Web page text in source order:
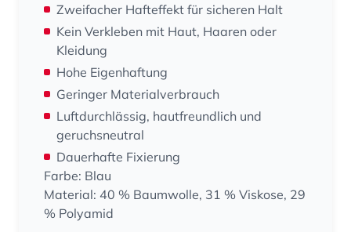
Zweifacher Hafteffekt für sicheren Halt
Kein Verkleben mit Haut, Haaren oder
Kleidung
Hohe Eigenhaftung
Geringer Materialverbrauch
Luftdurchlässig, hautfreundlich und
geruchsneutral
Dauerhafte Fixierung
Farbe: Blau
Material: 40 % Baumwolle, 31 % Viskose, 29
% Polyamid